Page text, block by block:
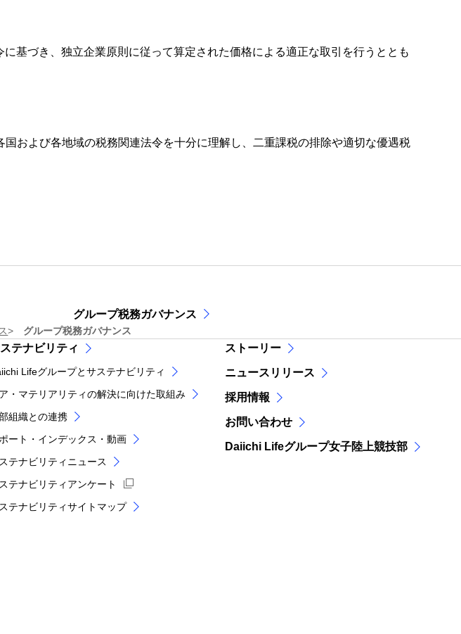
基づき、独立企業原則に従って算定された価格による適正な取引を行うととも
および各地域の税務関連法令を十分に理解し、二重課税の排除や適切な優遇税
グループ税務ガバナンス
グループ税務ガバナンス
テナビリティ
Lifeグループとサステナビリティ
・マテリアリティの解決に向けた取組み
組織との連携
ート・インデックス・動画
テナビリティニュース
テナビリティアンケート
テナビリティサイトマップ
ストーリー
ニュースリリース
採用情報
お問い合わせ
Daiichi Lifeグループ女子陸上競技部